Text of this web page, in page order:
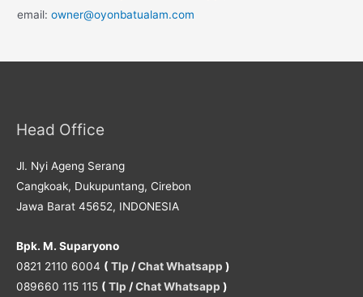
email:owner@oyonbatualam.com
Head Office
Jl. Nyi Ageng Serang
Cangkoak, Dukupuntang, Cirebon
Jawa Barat 45652, INDONESIA
Bpk. M. Suparyono
0821 2110 6004 ( Tlp /Chat Whatsapp )
089660 115 115 ( Tlp /Chat Whatsapp )